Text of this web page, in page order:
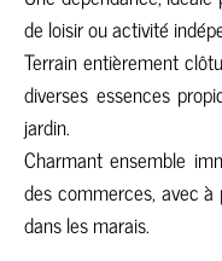
de loisir ou activité
Terrain entièrement
diverses essences
jardin.
Charmant ensemble
des commerces, avec
dans les marais.